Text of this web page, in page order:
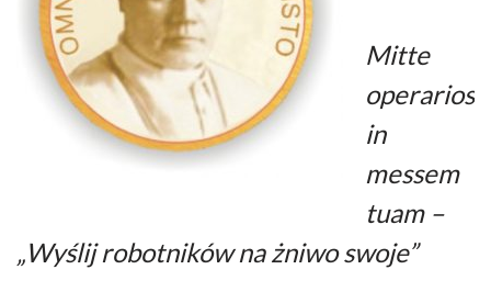
Mitte
operarios
in
messem
tuam –
„Wyślij robotników na żniwo swoje”